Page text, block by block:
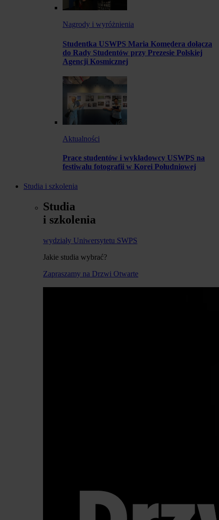
Nagrody i wyróżnienia
Studentka USWPS Maria Komędera dołącza
do Rady Studentów przy Prezesie Polskiej
Agencji Kosmicznej
Aktualności
Prace studentów i wykładowcy USWPS na
festiwalu fotografii w Korei Południowej
Studia i szkolenia
Studia
i szkolenia
wydziały Uniwersytetu SWPS
Jakie studia wybrać?
Zapraszamy na Drzwi Otwarte